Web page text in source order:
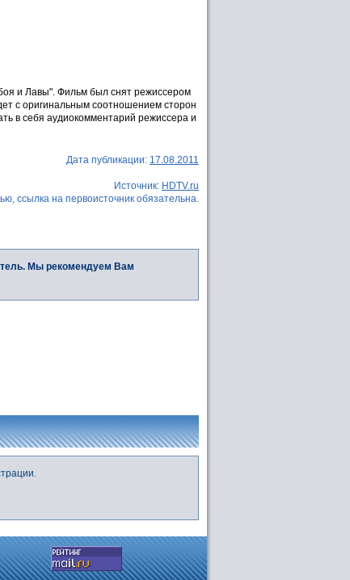
и Лавы". Фильм был снят режиссером
с оригинальным соотношением сторон
в себя аудиокомментарий режиссера и
Дата публикации: 17.08.2011
Источник: HDTV.ru
ссылка на первоисточник обязательна.
Мы рекомендуем Вам